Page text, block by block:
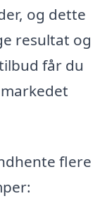
og dette
resultat og
får du
flere